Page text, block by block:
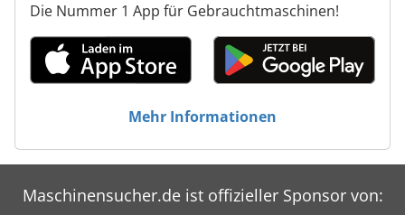
Die Nummer 1 App für Gebrauchtmaschinen!
Mehr Informationen
Maschinensucher.de ist offizieller Sponsor von: